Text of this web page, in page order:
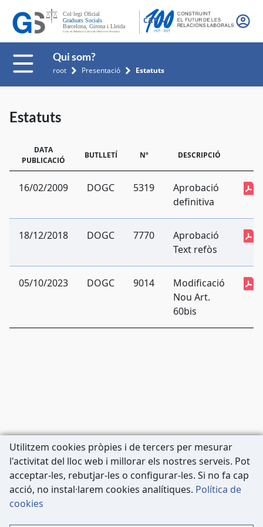
CAT
Qui som?
root Presentació Estatuts
Estatuts
DATA
PUBLICACIÓ
BUTLLETÍ Nº DESCRIPCIÓ
16/02/2009 DOGC 5319
Aprobació
definitiva
18/12/2018 DOGC 7770
Aprobació
Text refòs
05/10/2023 DOGC 9014
Modificació
Nou Art.
60bis
Carrer de Còrsega, 227
Utilitzem cookies pròpies i de tercers per mesurar
l'activitat del lloc web i millorar els nostres serveis. Pot
acceptar-les, rebutjar-les o configurar-les. Si no fa cap
acció, no instal·larem cookies analítiques. Política de
cookies